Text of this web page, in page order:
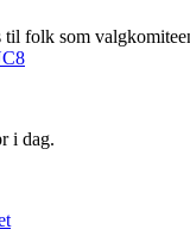
folk som
i dag.